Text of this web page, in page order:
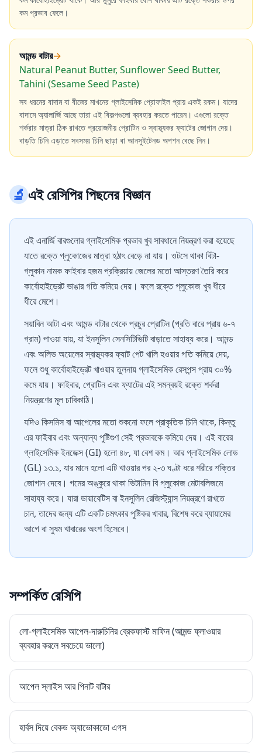
কম প্রভাব ফেলে।
আমন্ড বাটার→
Natural Peanut Butter, Sunflower Seed Butter,
Tahini (Sesame Seed Paste)
সব ধরনের বাদাম বা বীজের মাখনের গ্লাইসেমিক প্রোফাইল প্রায় একই রকম। যাদের
বাদামে অ্যালার্জি আছে তারা এই বিকল্পগুলো ব্যবহার করতে পারেন। এগুলো রক্তে
শর্করার মাত্রা ঠিক রাখতে প্রয়োজনীয় প্রোটিন ও স্বাস্থ্যকর ফ্যাটের জোগান দেয়।
বাড়তি চিনি এড়াতে সবসময় চিনি ছাড়া বা আনসুইটেনড অপশন বেছে নিন।
🔬এই রেসিপির পিছনের বিজ্ঞান
এই এনার্জি বারগুলোর গ্লাইসেমিক প্রভাব খুব সাবধানে নিয়ন্ত্রণ করা হয়েছে
যাতে রক্তে গ্লুকোজের মাত্রা হঠাৎ বেড়ে না যায়। ওটসে থাকা বিটা-
গ্লুকান নামক ফাইবার হজম প্রক্রিয়ায় জেলের মতো আস্তরণ তৈরি করে
কার্বোহাইড্রেট ভাঙার গতি কমিয়ে দেয়। ফলে রক্তে গ্লুকোজ খুব ধীরে
ধীরে মেশে।
সয়াবিন আটা এবং আমন্ড বাটার থেকে প্রচুর প্রোটিন (প্রতি বারে প্রায় ৬-৭
গ্রাম) পাওয়া যায়, যা ইনসুলিন সেনসিটিভিটি বাড়াতে সাহায্য করে। আমন্ড
এবং অলিভ অয়েলের স্বাস্থ্যকর ফ্যাট পেট খালি হওয়ার গতি কমিয়ে দেয়,
ফলে শুধু কার্বোহাইড্রেট খাওয়ার তুলনায় গ্লাইসেমিক রেসপন্স প্রায় ৩০%
কমে যায়। ফাইবার, প্রোটিন এবং ফ্যাটের এই সমন্বয়ই রক্তে শর্করা
নিয়ন্ত্রণের মূল চাবিকাঠি।
যদিও কিসমিস বা আপেলের মতো শুকনো ফলে প্রাকৃতিক চিনি থাকে, কিন্তু
এর ফাইবার এবং অন্যান্য পুষ্টিগুণ সেই প্রভাবকে কমিয়ে দেয়। এই বারের
গ্লাইসেমিক ইনডেক্স (GI) হলো ৪৮, যা বেশ কম। আর গ্লাইসেমিক লোড
(GL) ১৩.১, যার মানে হলো এটি খাওয়ার পর ২-৩ ঘণ্টা ধরে শরীরে শক্তির
জোগান দেবে। গমের অঙ্কুরে থাকা ভিটামিন বি গ্লুকোজ মেটাবলিজমে
সাহায্য করে। যারা ডায়াবেটিস বা ইনসুলিন রেজিস্ট্যান্স নিয়ন্ত্রণে রাখতে
চান, তাদের জন্য এটি একটি চমৎকার পুষ্টিকর খাবার, বিশেষ করে ব্যায়ামের
আগে বা সুষম খাবারের অংশ হিসেবে।
সম্পর্কিত রেসিপি
লো-গ্লাইসেমিক আপেল-দারুচিনির ব্রেকফাস্ট মাফিন (আমন্ড ফ্লাওয়ার
ব্যবহার করলে সবচেয়ে ভালো)
আপেল স্লাইস আর পিনাট বাটার
হার্বস দিয়ে বেকড অ্যাভোকাডো এগস